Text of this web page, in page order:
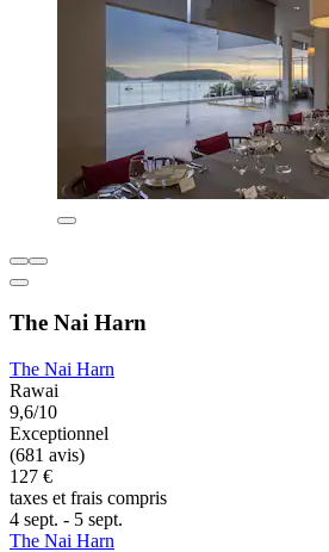
The Nai Harn
The Nai Harn
Rawai
9,6/10
Exceptionnel
(681 avis)
127 €
taxes et frais compris
4 sept. - 5 sept.
The Nai Harn